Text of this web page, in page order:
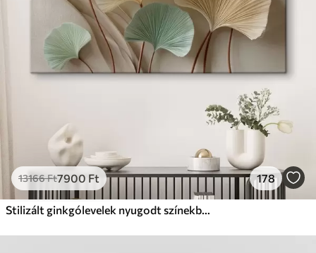
Ft
Élénk, gazdag színek
Fakulásálló
✓Biztonságos, szagtalan tinta
Eco-Prémium
Tól12405Ft
✓Élénk, gazdag színek
✓Fakulásálló
13166Ft7900 Ft 178
Stilizált ginkgólevelek nyugodt színekben